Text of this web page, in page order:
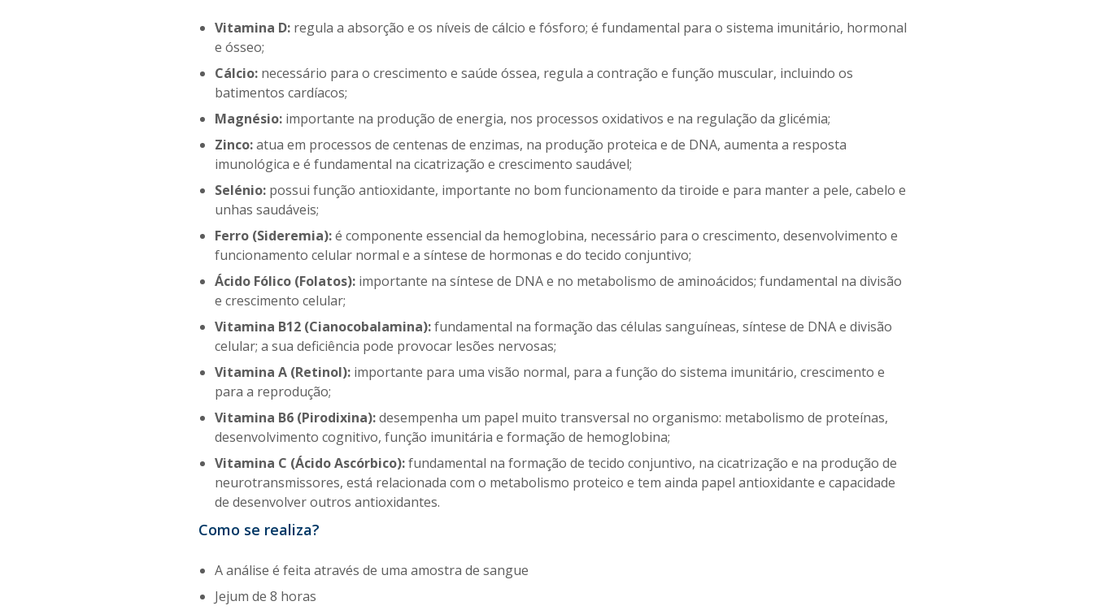
Vitamina D: regula a absorção e os níveis de cálcio e fósforo; é fundamental para o sistema imunitário, hormonal
e ósseo;
Cálcio: necessário para o crescimento e saúde óssea, regula a contração e função muscular, incluindo os
batimentos cardíacos;
Magnésio: importante na produção de energia, nos processos oxidativos e na regulação da glicémia;
Zinco:atua em processos de centenas de enzimas, na produção proteica e de DNA, aumenta a resposta
imunológica e é fundamental na cicatrização e crescimento saudável;
Selénio: possui função antioxidante, importante no bom funcionamento da tiroide e para manter a pele, cabelo e
unhas saudáveis;
Ferro (Sideremia):é componente essencial da hemoglobina, necessário para o crescimento, desenvolvimento e
funcionamento celular normal e a síntese de hormonas e do tecido conjuntivo;
Ácido Fólico (Folatos): importante na síntese de DNA e no metabolismo de aminoácidos; fundamental na divisão
e crescimento celular;
Vitamina B12 (Cianocobalamina):fundamental na formação das células sanguíneas, síntese de DNA e divisão
celular; a sua deficiência pode provocar lesões nervosas;
Vitamina A (Retinol): importante para uma visão normal, para a função do sistema imunitário, crescimento e
para a reprodução;
Vitamina B6 (Pirodixina):desempenha um papel muito transversal no organismo: metabolismo de proteínas,
desenvolvimento cognitivo, função imunitária e formação de hemoglobina;
Vitamina C (Ácido Ascórbico):fundamental na formação de tecido conjuntivo, na cicatrização e na produção de
neurotransmissores, está relacionada com o metabolismo proteico e tem ainda papel antioxidante e capacidade
de desenvolver outros antioxidantes.
Como se realiza?
A análise é feita através de uma amostra de sangue
Jejum de 8 horas